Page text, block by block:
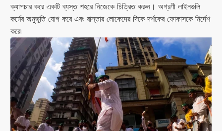
ক্যাপচার করে একটি ব্যস্ত শহরে নিজেকে চিত্রিত করুন। অগ্রণী লাইনগুলি
কর্মের অনুভূতি যোগ করে এবং রাস্তার লোকেদের দিকে দর্শকের ফোকাসকে নির্দেশ
করে৷